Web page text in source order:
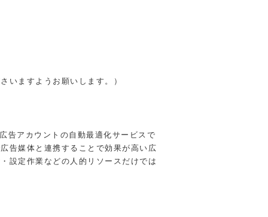
いますようお願いします。）
アカウントの⾃動最適化サービスで
告媒体と連携することで効果が⾼い広
設定作業などの⼈的リソースだけでは